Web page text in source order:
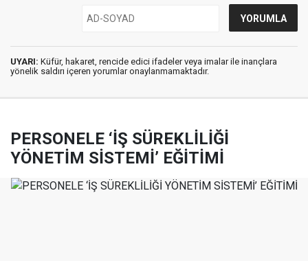
UYARI: Küfür, hakaret, rencide edici ifadeler veya imalar ile inançlara
yönelik saldırı içeren yorumlar onaylanmamaktadır.
PERSONELE ‘İŞ SÜREKLİLİĞİ
YÖNETİM SİSTEMİ’ EĞİTİMİ